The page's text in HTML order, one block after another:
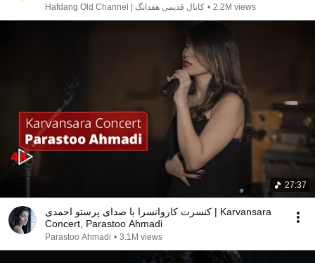
Hafdang Old Channel | کانال قدیمی هفدانگ • 2.2M views
27:37
کنسرت کاروانسرا با صدای پرستو احمدی | Karvansara
Concert, Parastoo Ahmadi
Parastoo Ahmadi • 3.1M views